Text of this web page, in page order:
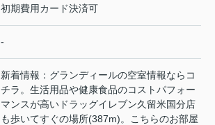
初期費用カード決済可
-
新着情報：グランディールの空室情報ならコ
チラ。生活用品や健康食品のコストパフォー
マンスが高いドラッグイレブン久留米国分店
も歩いてすぐの場所(387m)。こちらのお部屋